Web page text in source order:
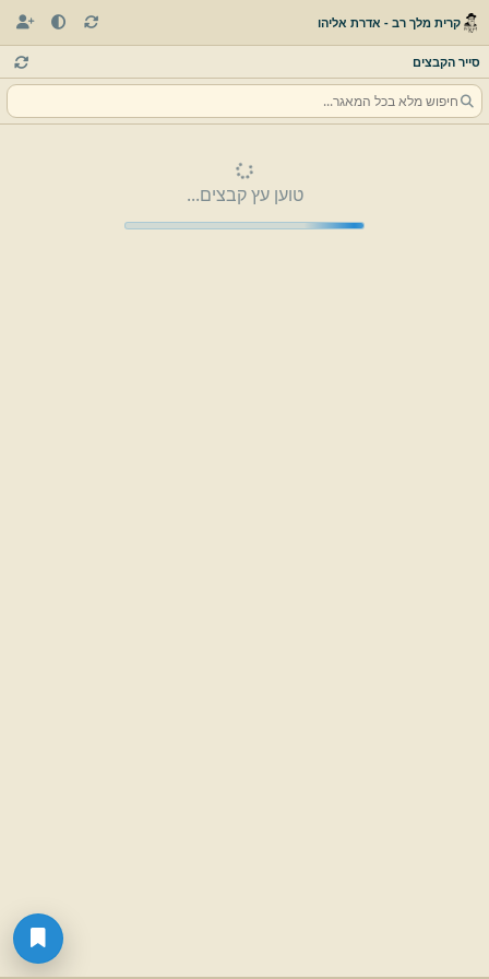
קרית מלך רב - אדרת אליהו
סייר הקבצים
טוען עץ קבצים...